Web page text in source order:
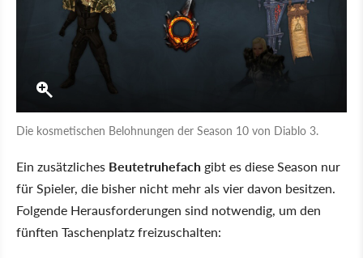
Die kosmetischen Belohnungen der Season 10 von Diablo 3.
Ein zusätzliches Beutetruhefach gibt es diese Season nur
für Spieler, die bisher nicht mehr als vier davon besitzen.
Folgende Herausforderungen sind notwendig, um den
fünften Taschenplatz freizuschalten: